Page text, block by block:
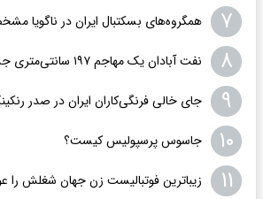
۷ همگروه‌های بسکتبال ایران در ناگویا
۸ نفت آبادان یک مهاجم ۱۹۷ سانتی‌متری جذب کرد
۹ جای خالی فرنگی‌کاران ایران در صدر
۱۰ جاسوس پرسپولیس کیست؟
۱۱ زیباترین فوتبالیست زن جهان شغلش